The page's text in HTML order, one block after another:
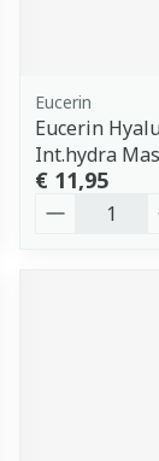
Eucerin
Eucerin
Int.hydra
€ 11,95